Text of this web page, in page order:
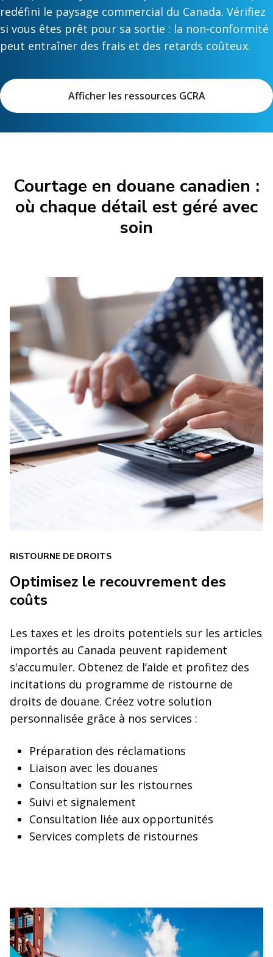
redéfini le paysage commercial du Canada. Vérifiez
si vous êtes prêt pour sa sortie : la non-conformité
peut entraîner des frais et des retards coûteux.
Afficher les ressources GCRA
Courtage en douane canadien :
où chaque détail est géré avec
soin
RISTOURNE DE DROITS
Optimisez le recouvrement des
coûts
Les taxes et les droits potentiels sur les articles
importés au Canada peuvent rapidement
s'accumuler. Obtenez de l’aide et profitez des
incitations du programme de ristourne de
droits de douane. Créez votre solution
personnalisée grâce à nos services :
Préparation des réclamations
Liaison avec les douanes
Consultation sur les ristournes
Suivi et signalement
Consultation liée aux opportunités
Services complets de ristournes